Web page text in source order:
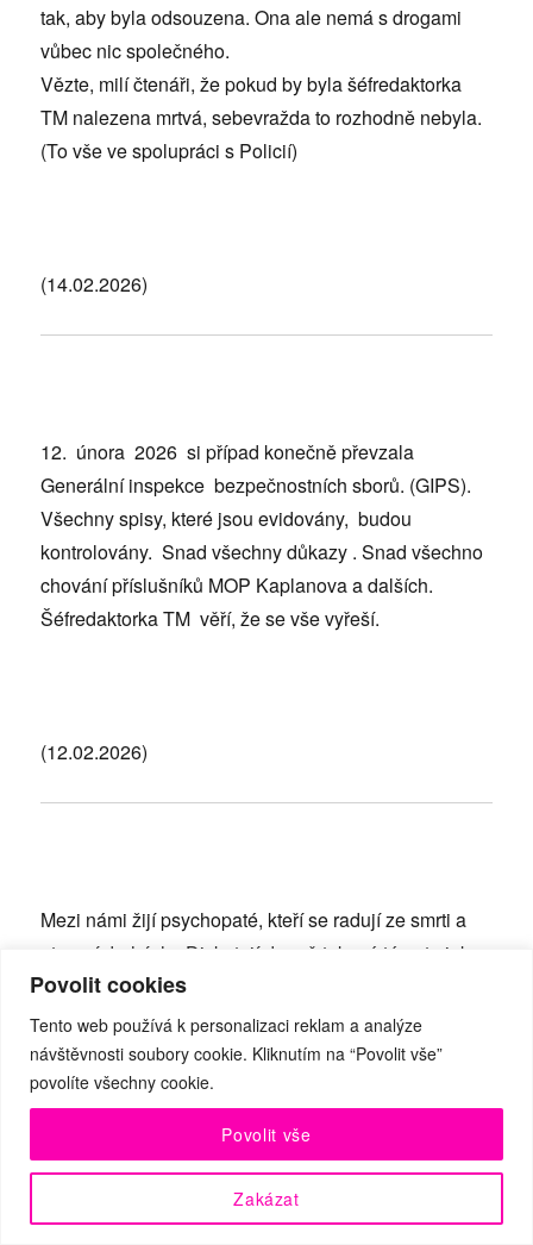
Povolit cookies
Tento web používá k personalizaci reklam a analýze
návštěvnosti soubory cookie. Kliknutím na “Povolit vše”
povolíte všechny cookie.
Zakázat
Povolit vše
tak, aby byla odsouzena. Ona ale nemá s drogami
vůbec nic společného.
Vězte, milí čtenáři, že pokud by byla šéfredaktorka
TM nalezena mrtvá, sebevražda to rozhodně nebyla.
(To vše ve spolupráci s Policií)
(14.02.2026)
12. února 2026 si případ konečně převzala
Generální inspekce bezpečnostních sborů. (GIPS).
Všechny spisy, které jsou evidovány, budou
kontrolovány. Snad všechny důkazy . Snad všechno
chování příslušníků MOP Kaplanova a dalších.
Šéfredaktorka TM věří, že se vše vyřeší.
(12.02.2026)
Mezi námi žijí psychopaté, kteří se radují ze smrti a
utrpení druhých. Diskutují denně taková témata jako
– nalít benzín, polít kyselinou, pobodat, píchnout
koňskou dávku pervitinu a uzavřít jako sebevraždu.
Toto šéfredaktorka TM hlásila před asi dvěma lety,
nikdo nereagoval. Psychopaté v domě navádějí
činů, nikoliv viníky. Proč? Jsou příslušníci PCR stejní
jako vrazi? Tihle lidé pomáhají a chrání? Co na to